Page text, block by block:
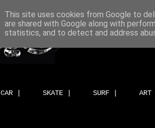
CAR | SKATE | SURF |
This site uses cookies from Google to
are shared with Google along with
statistics, and to detect and address